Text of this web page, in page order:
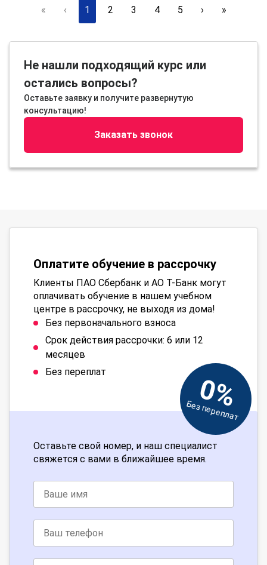
« ‹ 1 2 3 4 5 › »
Не нашли подходящий курс или
остались вопросы?
Оставьте заявку и получите развернутую
консультацию!
Заказать звонок
Оплатите обучение в рассрочку
Клиенты ПАО Сбербанк и АО Т-Банк могут
оплачивать обучение в нашем учебном
центре в рассрочку, не выходя из дома!
Без первоначального взноса
Срок действия рассрочки: 6 или 12
месяцев
Без переплат
0%
Без переплат
Оставьте свой номер, и наш специалист
свяжется с вами в ближайшее время.